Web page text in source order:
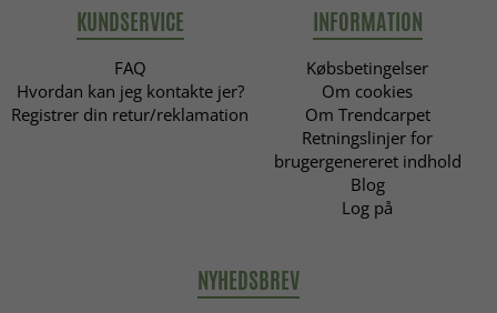
KUNDSERVICE
FAQ
Hvordan kan jeg kontakte jer?
Registrer din retur/reklamation
INFORMATION
Købsbetingelser
Om cookies
Om Trendcarpet
Retningslinjer for
brugergenereret indhold
Blog
Log på
NYHEDSBREV